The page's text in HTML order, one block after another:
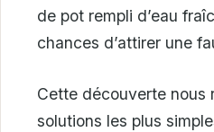
de pot rempli d’eau
chances d’attirer une
Cette découverte nous
solutions les plus